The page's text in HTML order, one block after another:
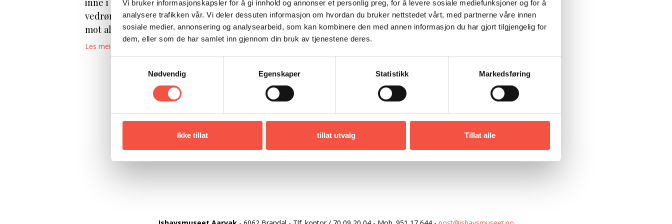
Vi bruker informasjonskapsler for å gi innhold og annonser et personlig preg, for å levere sosiale mediefunksjoner og for å
analysere trafikken vår. Vi deler dessuten informasjon om hvordan du bruker nettstedet vårt, med partnerne våre innen
sosiale medier, annonsering og analysearbeid, som kan kombinere den med annen informasjon du har gjort tilgjengelig for
dem, eller som de har samlet inn gjennom din bruk av tjenestene deres.
Nødvendig
Egenskaper Statistikk Markedsføring
Ikke tillat tillat utvalg Tillat alle
vedrørande utnytting av naturressursar i Antarktis, og stort sett var det forbod
mot all næringsverksemd i sjølve Antarktis.
Les meir >>